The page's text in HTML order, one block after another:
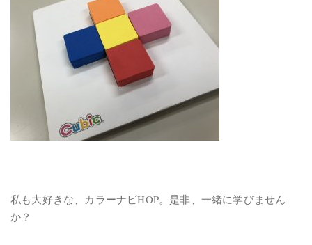
私も大好きな、カラーナビHOP。是非、一緒に学びません
か？